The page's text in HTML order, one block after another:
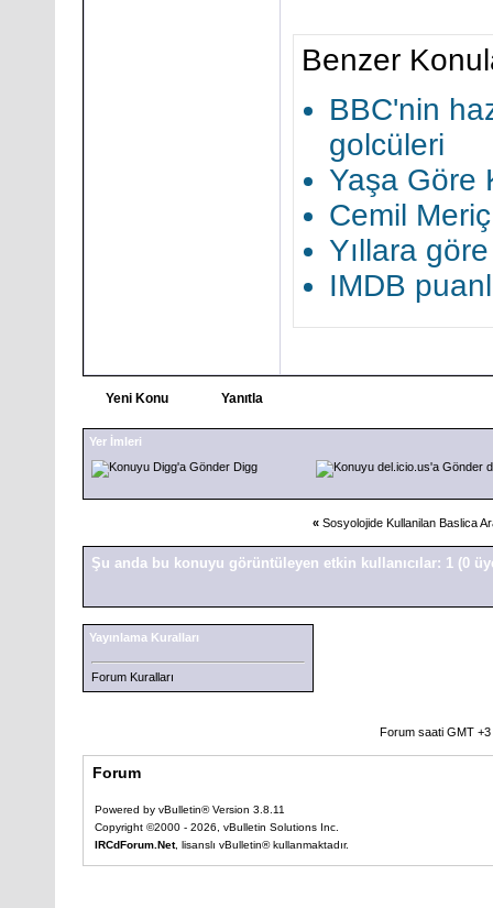
Benzer
BBC'nin
golcüleri
Yaşa Göre
Cemil
Yıllara
IMDB
Yeni Konu Yanıtla
Yer İmleri
Digg
« Sosyolojide Kullanilan Baslica
Şu anda bu konuyu görüntüleyen etkin kullanıcılar: 1 (0
Yayınlama Kuralları
Forum Kuralları
Forum saati GMT
Forum
Powered by vBulletin® Version 3.8.11
Copyright ©2000 - 2026, vBulletin Solutions Inc.
IRCdForum.Net, lisanslı vBulletin® kullanmaktadır.